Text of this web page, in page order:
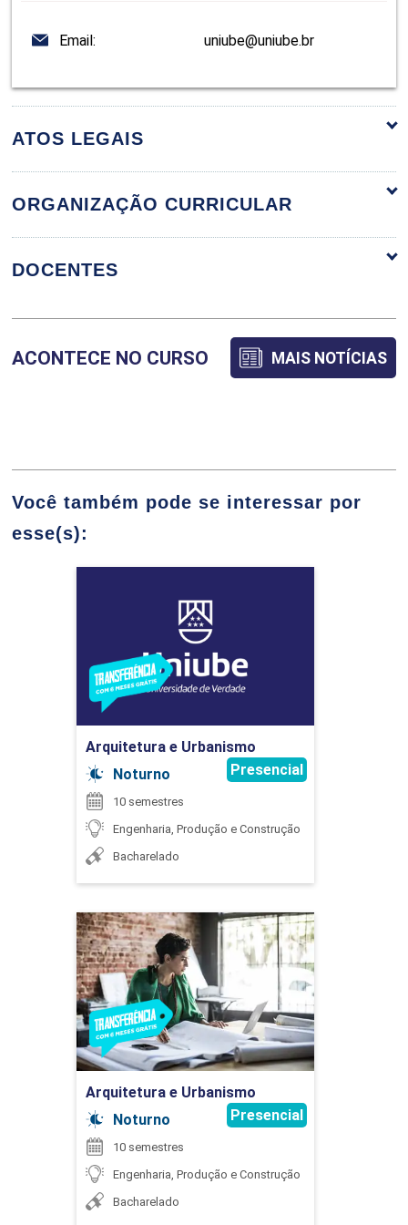
Email: uniube@uniube.br
ATOS LEGAIS
ORGANIZAÇÃO CURRICULAR
ÁLGEBRA LINEAR E GEOMETRIA
ALGORITMOS E ESTRUTURAS DE DADOS
75
ATIVIDADES COMPLEMENTARES
75
CÁLCULO APLICADO
75
CÁLCULO DIFERENCIAL
DOCENTES
ALUIZIO FERREIRA ELIAS
CAMILLA DE OLIVEIRA VIEIRA
CRISTIANO DORCA FERREIRA
CRISTIENE ELI BEZ BATTI AGUIAR
EDUARDO MANGUCCI DE OLIVEIRA
ÉLIDA PATRÍCIA DE SOUZA
FLORISVALDO CARDOZO BOMFIM JUNIOR
GABRIELLA PANIAGUA BIZINOTO
ACONTECE NO CURSO MAIS NOTÍCIAS
Você também pode se interessar por
esse(s):
Arquitetura e Urbanismo
Noturno
Presencial
10 semestres
Engenharia, Produção e Construção
Bacharelado
Detalhes do curso
Ir para Inscrição
Arquitetura e Urbanismo
Noturno
Presencial
10 semestres
Engenharia, Produção e Construção
Bacharelado
Arquitetura e Urbanismo
Detalhes do curso
Ir para Inscrição